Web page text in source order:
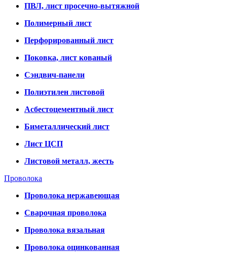
ПВЛ, лист просечно-вытяжной
Полимерный лист
Перфорированный лист
Поковка, лист кованый
Сэндвич-панели
Полиэтилен листовой
Асбестоцементный лист
Биметаллический лист
Лист ЦСП
Листовой металл, жесть
Проволока
Проволока нержавеющая
Сварочная проволока
Проволока вязальная
Проволока оцинкованная